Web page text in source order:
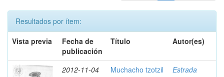
Resultados por ítem:
Vista previa
Fecha de
publicación
Título Autor(es)
2012-11-04
Muchacho tzotzil
Estrada